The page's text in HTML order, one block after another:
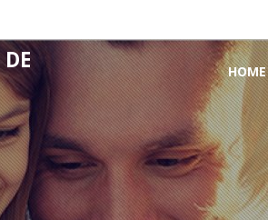
HOOFDMENU
HOME